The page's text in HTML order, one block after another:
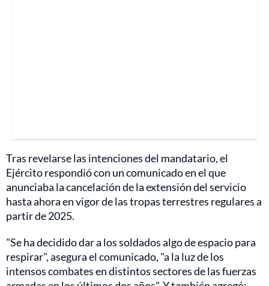
Tras revelarse las intenciones del mandatario, el
Ejército respondió con un comunicado en el que
anunciaba la cancelación de la extensión del servicio
hasta ahora en vigor de las tropas terrestres regulares a
partir de 2025.
"Se ha decidido dar a los soldados algo de espacio para
respirar", asegura el comunicado, "a la luz de los
intensos combates en distintos sectores de las fuerzas